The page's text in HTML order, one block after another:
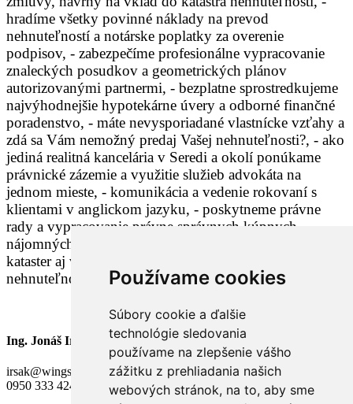
Používame cookies
Súbory cookie a ďalšie
technológie sledovania
používame na zlepšenie vášho
zážitku z prehliadania našich
webových stránok, na to, aby sme
hradíme všetky povinné náklady na prevod
nehnuteľností a notárske poplatky za overenie
podpisov, - zabezpečíme profesionálne vypracovanie
znaleckých posudkov a geometrických plánov
autorizovanými partnermi, - bezplatne sprostredkujeme
najvýhodnejšie hypotekárne úvery a odborné finančné
poradenstvo, - máte nevysporiadané vlastnícke vzťahy a
zdá sa Vám nemožný predaj Vašej nehnuteľnosti?, - ako
jediná realitná kancelária v Seredi a okolí ponúkame
právnické zázemie a využitie služieb advokáta na
jednom mieste, - komunikácia a vedenie rokovaní s
klientami v anglickom jazyku, - poskytneme právne
rady a vypracovanie právne správnych kúpnych,
nájomných a iných typov zmlúv alebo návrhy na
kataster aj v prípade, že si sami predávate Vašu
nehnuteľnosť,
Ing. Jonáš Irsák
irsak@wingsreality.eu
0950 333 424